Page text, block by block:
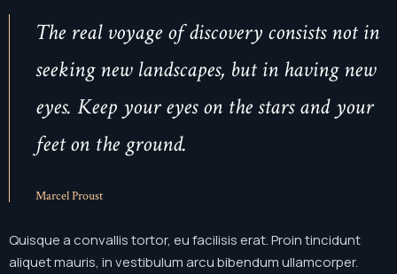
The real voyage of discovery consists not in
seeking new landscapes, but in having new
eyes. Keep your eyes on the stars and your
feet on the ground.
Marcel Proust
Quisque a convallis tortor, eu facilisis erat. Proin tincidunt
aliquet mauris, in vestibulum arcu bibendum ullamcorper.